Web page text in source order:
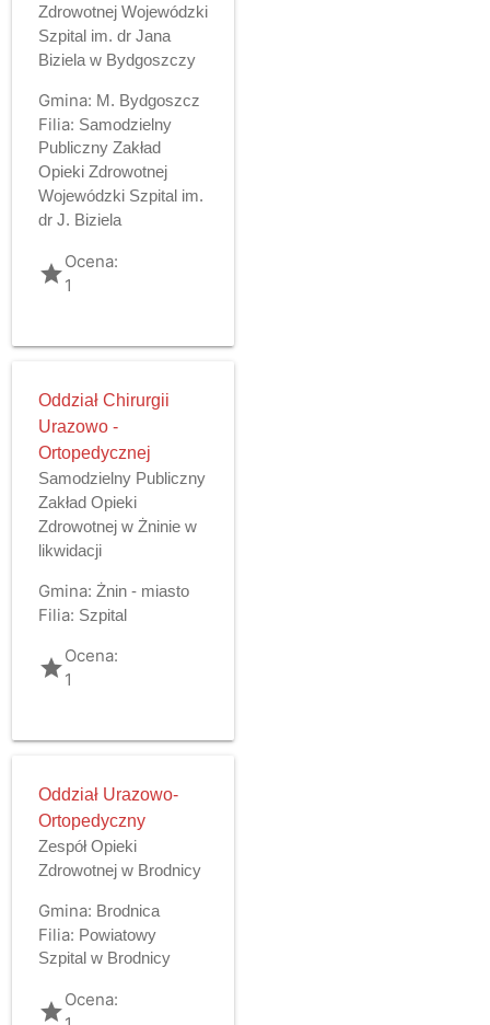
Zdrowotnej Wojewódzki
Szpital im. dr Jana
Biziela w Bydgoszczy
Gmina: M. Bydgoszcz
Filia: Samodzielny
Publiczny Zakład
Opieki Zdrowotnej
Wojewódzki Szpital im.
dr J. Biziela
gradeOcena:
1
Oddział Chirurgii
Urazowo -
Ortopedycznej
Samodzielny Publiczny
Zakład Opieki
Zdrowotnej w Żninie w
likwidacji
Gmina: Żnin - miasto
Filia: Szpital
gradeOcena:
1
Oddział Urazowo-
Ortopedyczny
Zespół Opieki
Zdrowotnej w Brodnicy
Gmina: Brodnica
Filia: Powiatowy
Szpital w Brodnicy
gradeOcena: